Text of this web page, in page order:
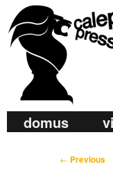
calepio
©
a
Skip
Skip
secondary
domus
P
← Previous